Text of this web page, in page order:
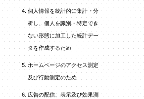
個人情報を統計的に集計・分
析し、個人を識別・特定でき
ない形態に加工した統計デー
タを作成するため
ホームページのアクセス測定
及び行動測定のため
広告の配信、表示及び効果測